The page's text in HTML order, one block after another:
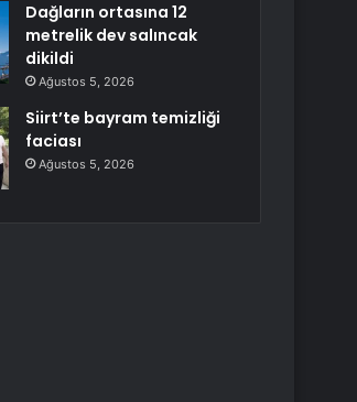
Dağların ortasına 12
metrelik dev salıncak
dikildi
Ağustos 5, 2026
Siirt’te bayram temizliği
faciası
Ağustos 5, 2026